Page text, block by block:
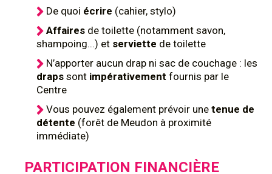
De quoi écrire (cahier, stylo)
Affaires de toilette (notamment savon,
shampoing...) et serviette de toilette
N’apporter aucun drap ni sac de couchage : les
draps sont impérativement fournis par le
Centre
Vous pouvez également prévoir une tenue de
détente (forêt de Meudon à proximité
immédiate)
PARTICIPATION FINANCIÈRE